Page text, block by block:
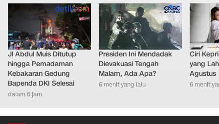
Jl Abdul Muis Ditutup
hingga Pemadaman
Kebakaran Gedung
Bapenda DKI Selesai
dalam 6 jam
Presiden Ini Mendadak
Dievakuasi Tengah
Malam, Ada Apa?
6 menit yang lalu
Ciri
yang
Agustus
6 menit